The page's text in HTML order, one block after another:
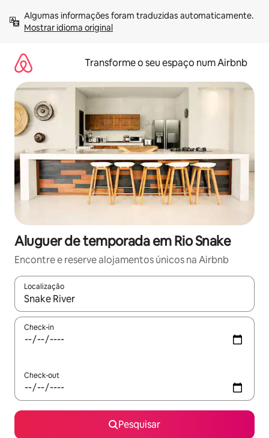
para
Mostrar idioma original
Transforme o seu espaço num Airbnb
Aluguer de temporada em Rio Snake
Encontre e reserve alojamentos únicos na Airbnb
Localização
Quando os resultados estiverem disponíveis, navegue com
Check-in
Check-out
Pesquisar